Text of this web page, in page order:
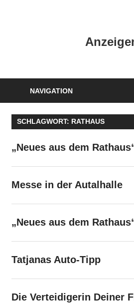
NAVIGATION
SCHLAGWORT: RATHAUS
„Neues aus dem
Messe in der Autalhalle
„Neues aus dem
Tatjanas Auto-Tipp
Die Verteidigerin Deiner